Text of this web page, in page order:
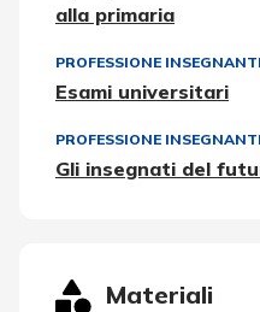
alla primaria
PROFESSIONE
Esami universitari
PROFESSIONE
Gli insegnati del
Materiali